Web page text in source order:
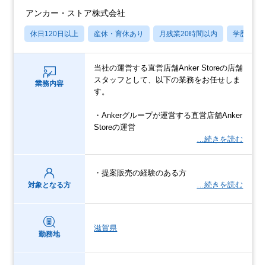
アンカー・ストア株式会社
休日120日以上 産休・育休あり 月残業20時間以内 学歴不問
業務内容
当社の運営する直営店舗Anker Storeの店舗
スタッフとして、以下の業務をお任せしま
す。
・Ankerグループが運営する直営店舗Anker
Storeの運営
…続きを読む
対象となる方
・提案販売の経験のある方
…続きを読む
勤務地
滋賀県